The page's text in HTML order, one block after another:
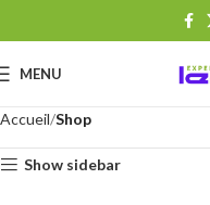
MENU
Accueil Shop
Show sidebar